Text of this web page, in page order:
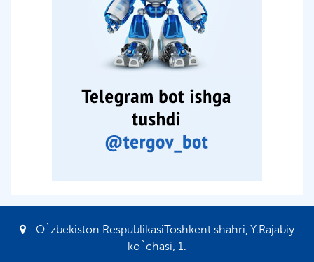
O`zbekiston RespublikasiToshkent shahri, Y.Rajabiy
ko`chasi, 1.